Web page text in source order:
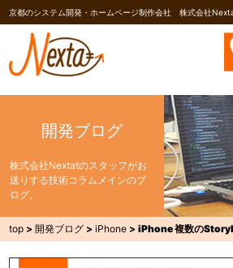
京都のシステム開発・ホームページ制作会社 株式会社
開発ブログ
株式会社Nextatのスタッフがお
送りする技術コラムメインのブ
ログ。
top >開発ブログ >iPhone >iPhone 複数の